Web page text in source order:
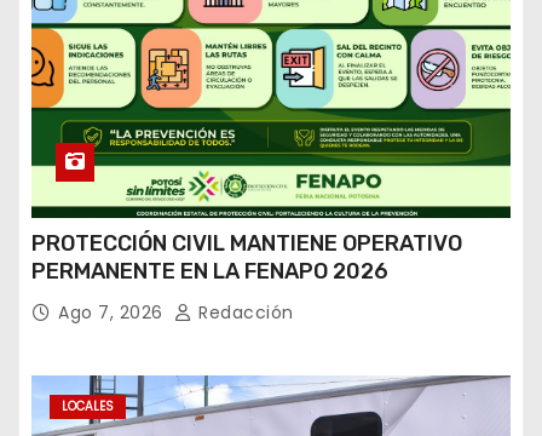
PROTECCIÓN CIVIL MANTIENE OPERATIVO
PERMANENTE EN LA FENAPO 2026
Ago 7, 2026 Redacción
LOCALES